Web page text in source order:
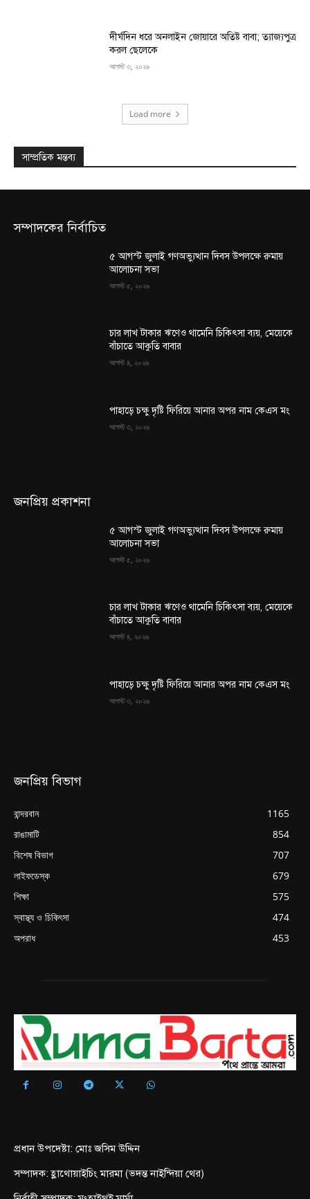
দীর্ঘদিন ধরে অনলাইন জোয়ারে অতিষ্ট বাবা; ত্যাজ্যপুত্র
করল ছেলেকে
আগস্ট ৩, ২০২৬
Load more
সাম্প্রতিক মন্তব্য
সম্পাদকের নির্বাচিত
৫ আগস্ট জুলাই গণঅভ্যুত্থান দিবস উপলক্ষে রুমায়
আলোচনা সভা
আগস্ট ৫, ২০২৬
চার লাখ টাকার ঋণেও থামেনি চিকিৎসা ব্যয়, মেয়েকে
বাঁচাতে আকুতি বাবার
আগস্ট ৪, ২০২৬
পাহাড়ে চক্ষু দৃষ্টি ফিরিয়ে আনার অপর নাম কেএস মং
আগস্ট ৩, ২০২৬
জনপ্রিয় প্রকাশনা
৫ আগস্ট জুলাই গণঅভ্যুত্থান দিবস উপলক্ষে রুমায়
আলোচনা সভা
আগস্ট ৫, ২০২৬
চার লাখ টাকার ঋণেও থামেনি চিকিৎসা ব্যয়, মেয়েকে
বাঁচাতে আকুতি বাবার
আগস্ট ৪, ২০২৬
পাহাড়ে চক্ষু দৃষ্টি ফিরিয়ে আনার অপর নাম কেএস মং
আগস্ট ৩, ২০২৬
জনপ্রিয় বিভাগ
বান্দরবান
1165
রাঙামাটি
854
বিশেষ বিভাগ
707
লাইফডেস্ক
679
শিক্ষা
575
স্বাস্থ্য ও চিকিৎসা
474
অপরাধ
453
প্রধান উপদেষ্টা: মোঃ জসিম উদ্দিন
সম্পাদক: হ্লাথোয়াইচিং মারমা (ভদন্ত নাইন্দিয়া থের)